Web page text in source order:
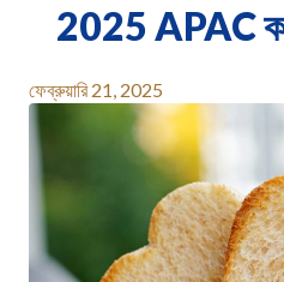
2025 APAC
ফেব্রুয়ারি 21, 2025